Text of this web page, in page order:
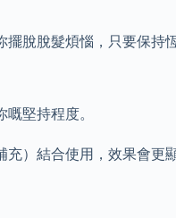
擺脫脫髮煩惱，只要保持
堅持程度。
）結合使用，效果會更顯